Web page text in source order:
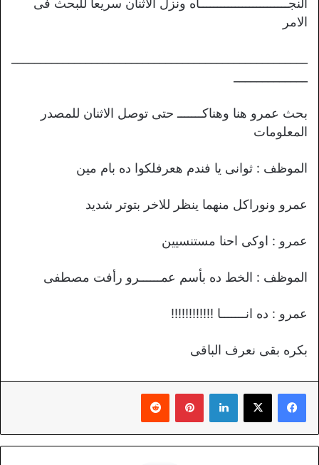
النجـــــــــــــــــــــــــاه ونزل الاثنان سريعاً للبحث فى
الامر
بحث عمرو هنا وهناكـــــــ حتى توصل الاثنان للمصدر
المعلومات
الموظف : ثوانى يا فندم هعرفلكوا ده بام مين
عمرو ونوراكل منهما ينظر للاخر بتوتر شديد
عمرو : اوكى احنا مستنسيين
الموظف : الخط ده بأسم عمــــــرو رأفت مصطفى
عمرو : ده انـــــــا !!!!!!!!!!!!
بكره بقى نعرف الباقى
لينكدإن بينتيريست